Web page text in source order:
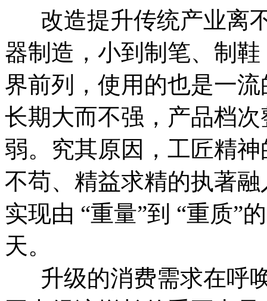
改造提升传统产业离
器制造，小到制笔、制
界前列，使用的也是一
长期大而不强，产品档
弱。究其原因，工匠精
不苟、精益求精的执著
实现由 “重量”到 “重质”
天。
升级的消费需求在呼